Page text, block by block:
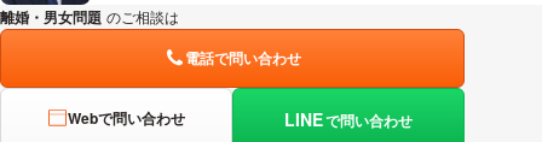
離婚・男女問題 のご相談は
電話で問い合わせ
Webで問い合わせ LINEで問い合わせ